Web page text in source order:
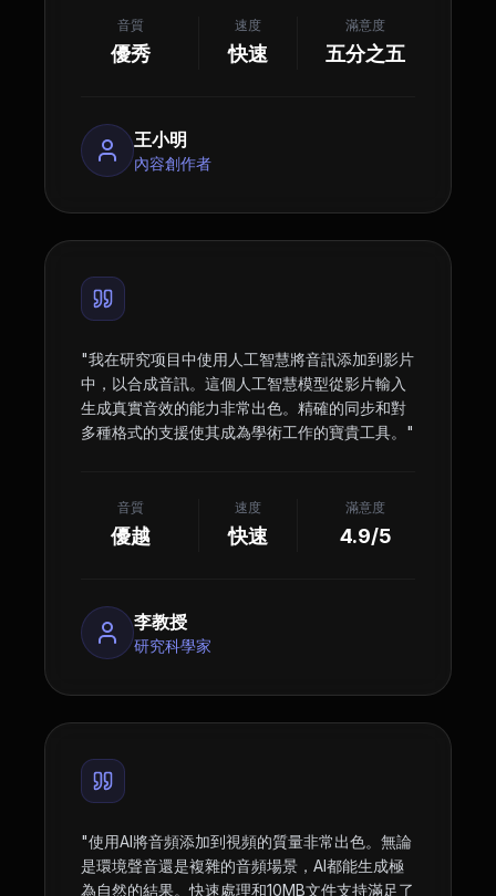
音質
優秀
速度
快速
滿意度
五分之五
王小明
內容創作者
"我在研究项目中使用人工智慧將音訊添加到影片
中，以合成音訊。這個人工智慧模型從影片輸入
生成真實音效的能力非常出色。精確的同步和對
多種格式的支援使其成為學術工作的寶貴工具。 "
音質
優越
速度
快速
滿意度
4.9/5
李教授
研究科學家
"使用AI將音頻添加到視頻的質量非常出色。無論
是環境聲音還是複雜的音頻場景，AI都能生成極
為自然的結果。快速處理和10MB文件支持滿足了